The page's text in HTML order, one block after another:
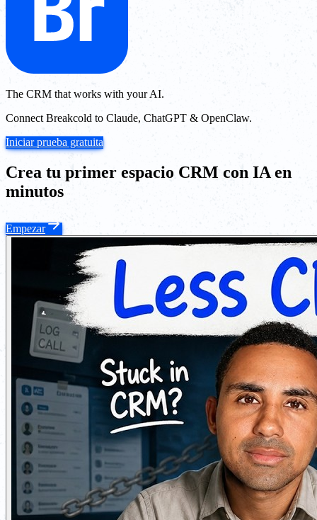
The CRM that works with your AI.
Connect Breakcold to Claude, ChatGPT & OpenClaw.
Iniciar prueba gratuita
Crea tu primer espacio CRM con IA en
minutos
Empezar